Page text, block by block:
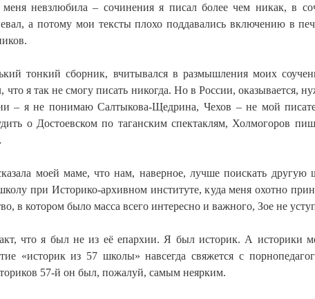
невзлюбила – сочинения я писал более чем никак, в
а потому мои тексты плохо поддавались включению в
тонкий сборник, вчитывался в размышления моих
я так не смогу писать никогда. Но в России, оказывается,
– я не понимаю Салтыкова-Щедрина, Чехов – не мой
о Достоевском по таганским спектаклям, Холмогоров
моей маме, что нам, наверное, лучше поискать
при Историко-архивном институте, куда меня охотно
в котором было масса всего интересно и важного, Зое не
что я был не из её епархии. Я был историк. А историки
«историк из 57 школы» навсегда свяжется с
57-й он был, пожалуй, самым неярким.